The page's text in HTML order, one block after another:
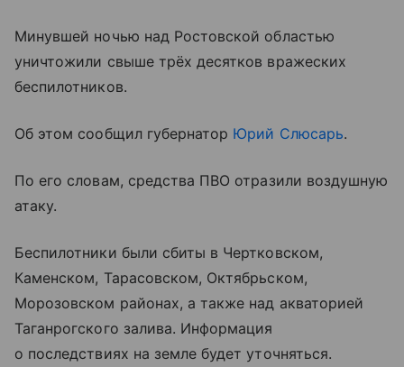
Минувшей ночью над Ростовской областью
уничтожили свыше трёх десятков вражеских
беспилотников.
Об этом сообщил губернатор Юрий Слюсарь.
По его словам, средства ПВО отразили воздушную
атаку.
Беспилотники были сбиты в Чертковском,
Каменском, Тарасовском, Октябрьском,
Морозовском районах, а также над акваторией
Таганрогского залива. Информация
о последствиях на земле будет уточняться.